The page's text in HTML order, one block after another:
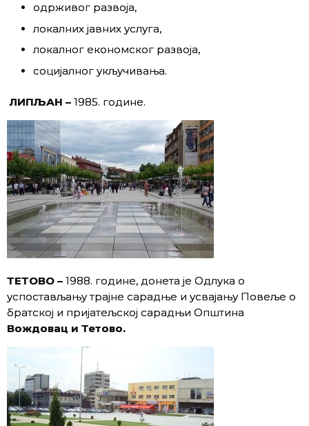
одрживог развоја,
локалних јавних услуга,
локалног економског развоја,
социјалног укључивања.
ЛИПЉАН – 1985. године.
ТЕТОВО – 1988. године, донета је Одлука о
успостављању трајне сарадње и усвајању Повеље о
братској и пријатељској сарадњи Oпштина
Вождовац и Тетово.